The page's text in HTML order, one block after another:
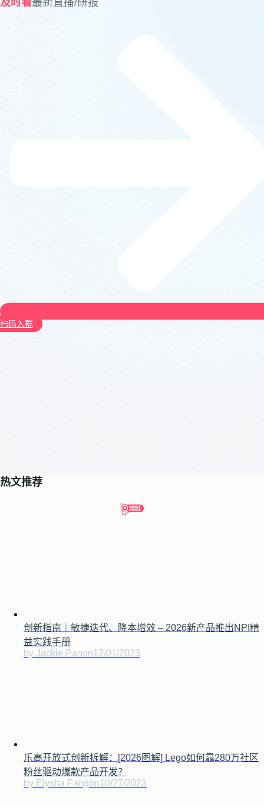
及时看最新直播/研报
扫码入群
热文推荐
创新指南｜敏捷迭代、降本增效 – 2026新产品推出NPI精
益实践手册
by Jackie Panon12/01/2023
乐高开放式创新拆解：[2026图解] Lego如何靠280万社区
粉丝驱动爆款产品开发？
by Elysha Fangon10/27/2023